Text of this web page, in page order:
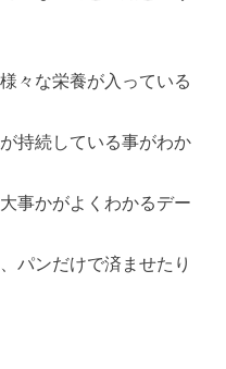
々な栄養が入っている
持続している事がわか
事かがよくわかるデー
パンだけで済ませたり